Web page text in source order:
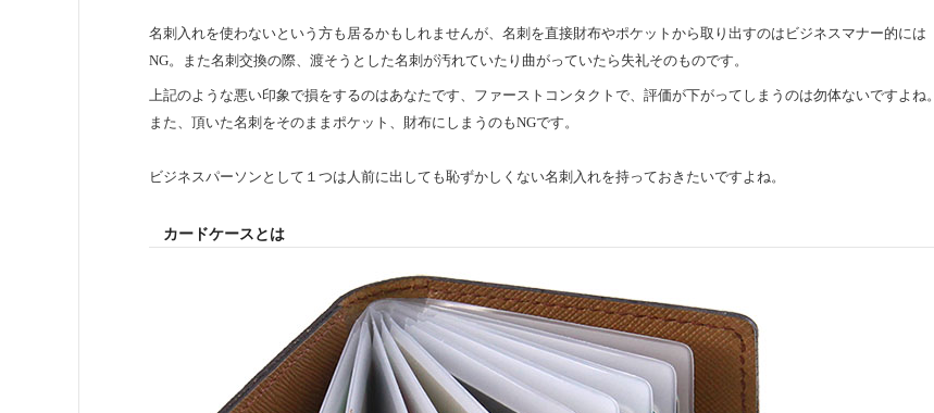
名刺入れを使わないという方も居るかもしれませんが、名刺を直接財布やポケットから取り出すのはビジネスマナー的には
NG。また名刺交換の際、渡そうとした名刺が汚れていたり曲がっていたら失礼そのものです。
上記のような悪い印象で損をするのはあなたです、ファーストコンタクトで、評価が下がってしまうのは勿体ないですよね。
また、頂いた名刺をそのままポケット、財布にしまうのもNGです。
ビジネスパーソンとして１つは人前に出しても恥ずかしくない名刺入れを持っておきたいですよね。
カードケースとは